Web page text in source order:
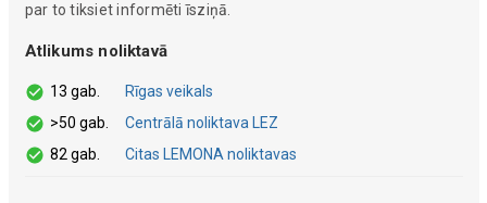
par to tiksiet informēti īsziņā.
Atlikums noliktavā
13 gab.
Rīgas veikals
>50 gab.
Centrālā noliktava LEZ
82 gab.
Citas LEMONA noliktavas